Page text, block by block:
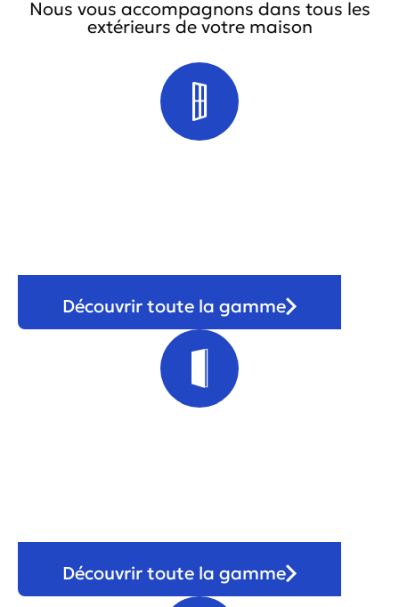
Nous vous accompagnons dans tous les
extérieurs de votre maison
Découvrir toute la gamme
Découvrir toute la gamme